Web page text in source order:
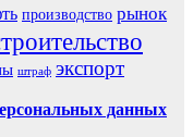
производство рынок
штраф экспорт
данных